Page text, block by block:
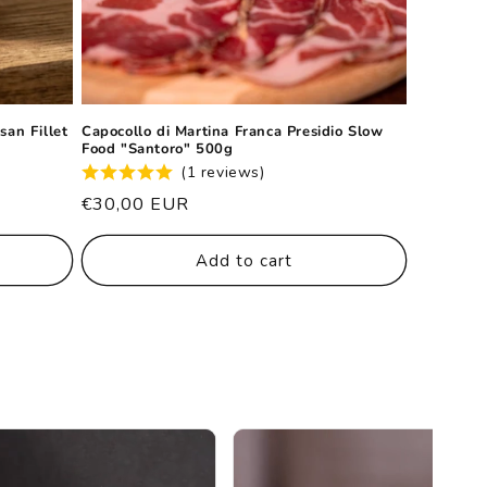
Fillet
Capocollo di Martina Franca Presidio Slow
Food "Santoro" 500g
(1 reviews)
List
price
€30,00 EUR
Add to cart